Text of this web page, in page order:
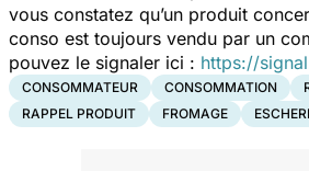
vous constatez qu’un produit
conso est toujours vendu par un
pouvez le signaler ici : https://
CONSOMMATEUR CONSOMMATION
RAPPEL PRODUIT
FROMAGE